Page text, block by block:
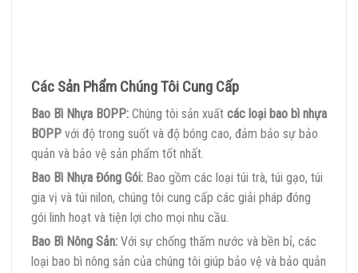
Các Sản Phẩm Chúng Tôi Cung Cấp
Bao Bì Nhựa BOPP: Chúng tôi sản xuất các loại bao bì nhựa
BOPP với độ trong suốt và độ bóng cao, đảm bảo sự bảo
quản và bảo vệ sản phẩm tốt nhất.
Bao Bì Nhựa Đóng Gói: Bao gồm các loại túi trà, túi gạo, túi
gia vị và túi nilon, chúng tôi cung cấp các giải pháp đóng
gói linh hoạt và tiện lợi cho mọi nhu cầu.
Bao Bì Nông Sản: Với sự chống thấm nước và bền bỉ, các
loại bao bì nông sản của chúng tôi giúp bảo vệ và bảo quản